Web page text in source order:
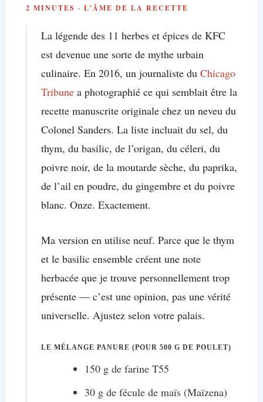
2 MINUTES · L’ÂME DE LA RECETTE
La légende des 11 herbes et épices de KFC
est devenue une sorte de mythe urbain
culinaire. En 2016, un journaliste du Chicago
Tribunea photographié ce qui semblait être la
recette manuscrite originale chez un neveu du
Colonel Sanders. La liste incluait du sel, du
thym, du basilic, de l’origan, du céleri, du
poivre noir, de la moutarde sèche, du paprika,
de l’ail en poudre, du gingembre et du poivre
blanc. Onze. Exactement.
Ma version en utilise neuf. Parce que le thym
et le basilic ensemble créent une note
herbacée que je trouve personnellement trop
présente — c’est une opinion, pas une vérité
universelle. Ajustez selon votre palais.
LE MÉLANGE PANURE (POUR 500 G DE POULET)
150 g de farine T55
30 g de fécule de maïs (Maïzena)